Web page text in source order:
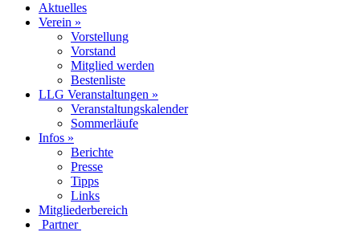
Aktuelles
Verein »
Vorstellung
Vorstand
Mitglied werden
Bestenliste
LLG Veranstaltungen »
Veranstaltungskalender
Sommerläufe
Infos »
Berichte
Presse
Tipps
Links
Mitgliederbereich
Partner